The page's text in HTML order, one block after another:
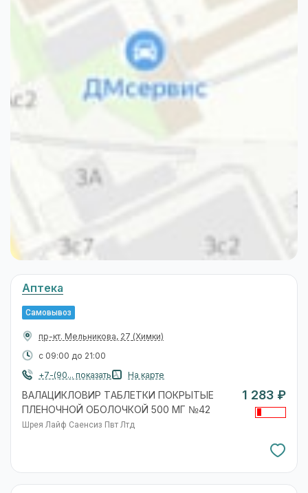
Аптека
Самовывоз
пр-кт. Мельникова, 27 (Химки)
с 09:00 до 21:00
+7-(90... показать
На карте
ВАЛАЦИКЛОВИР ТАБЛЕТКИ ПОКРЫТЫЕ
ПЛЕНОЧНОЙ ОБОЛОЧКОЙ 500 МГ №42
Шрея Лайф Саенсиз Пвт Лтд
1 283 ₽